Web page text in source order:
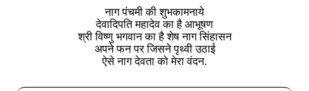
नाग पंचमी की शुभकामनाये
देवादिपति महादेव का है आभूषण
श्री विष्णु भगवान का है शेष नाग सिंहासन
अपने फन पर जिसने पृथ्वी उठाई
ऐसे नाग देवता को मेरा वंदन.